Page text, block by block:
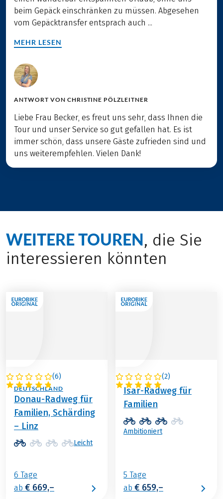
beim Gepäck einschränken zu müssen. Abgesehen
vom Gepäcktransfer entsprach auch ...
MEHR LESEN
ANTWORT VON CHRISTINE PÖLZLEITNER
Liebe Frau Becker, es freut uns sehr, dass Ihnen die
Tour und unser Service so gut gefallen hat. Es ist
immer schön, dass unsere Gäste zufrieden sind und
uns weiterempfehlen. Vielen Dank!
WEITERE TOUREN, die Sie
interessieren könnten
(6)
ÖSTERREICH /
DEUTSCHLAND
Donau-Radweg für
Familien, Schärding
– Linz
Leicht
6 Tage
ab € 669,–
(2)
DEUTSCHLAND
Isar-Radweg für
Familien
Ambitioniert
5 Tage
ab € 659,–